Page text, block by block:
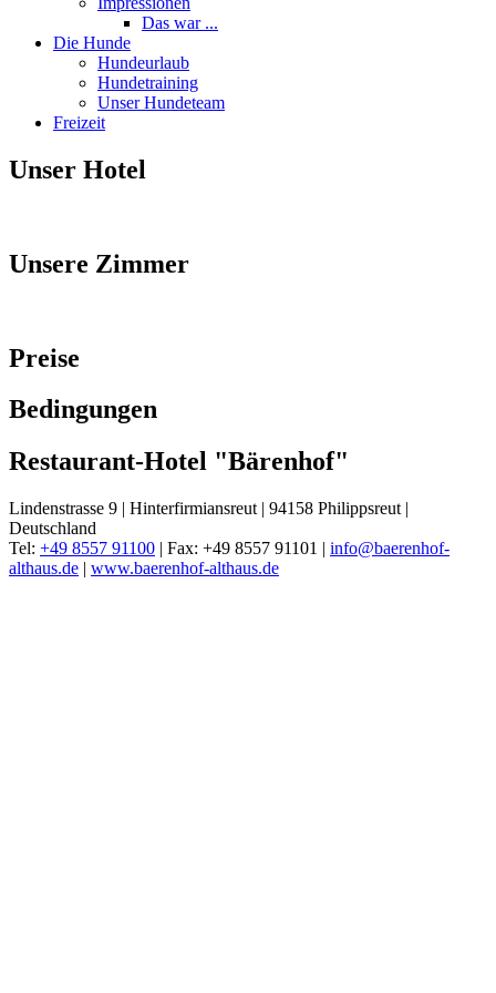
Das war ...
Die Hunde
Hundeurlaub
Hundetraining
Unser Hundeteam
Freizeit
Unser Hotel
Unsere Zimmer
Preise
Bedingungen
Restaurant-Hotel "Bärenhof"
Lindenstrasse 9 | Hinterfirmiansreut | 94158 Philippsreut |
Deutschland
Tel: +49 8557 91100 | Fax: +49 8557 91101 | info@baerenhof-
althaus.de | www.baerenhof-althaus.de